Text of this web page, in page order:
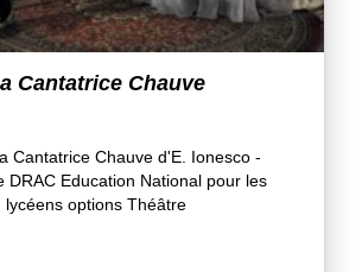
Cantatrice Chauve
Cantatrice Chauve d'E. Ionesco -
DRAC Education National pour les
lycéens options Théâtre